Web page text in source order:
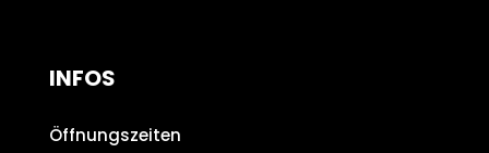
INFOS
Öffnungszeiten